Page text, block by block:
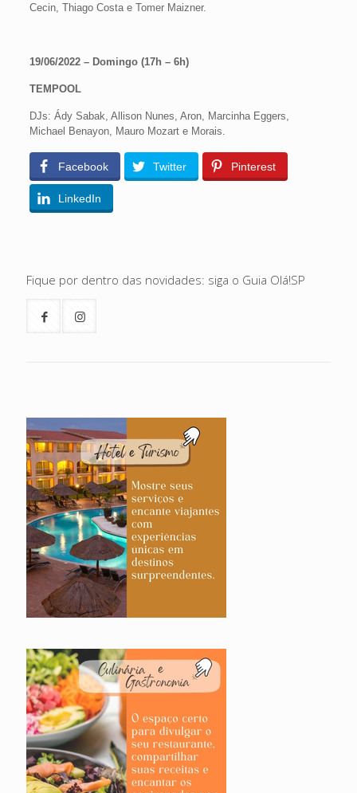
Cecin, Thiago Costa e Tomer Maizner.
19/06/2022 – Domingo (17h – 6h)
TEMPOOL
DJs: Ády Sabak, Allison Nunes, Aron, Marcinha Eggers,
Michael Benayon, Mauro Mozart e Morais.
Facebook Twitter Pinterest
LinkedIn
Fique por dentro das novidades: siga o Guia Olá!SP